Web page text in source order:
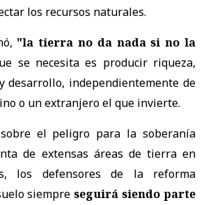
los recursos naturales.
"la tierra no da nada si no la
se necesita es producir riqueza,
desarrollo, independientemente de
o un extranjero el que invierte.
el peligro para la soberanía
de extensas áreas de tierra en
los defensores de la reforma
siempreseguirá siendo parte